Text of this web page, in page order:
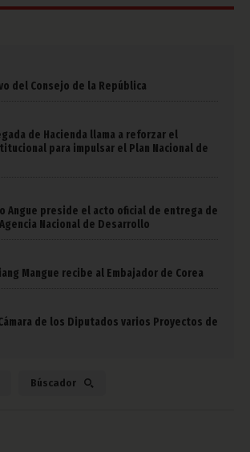
del Consejo de la República
de Hacienda llama a reforzar el
para impulsar el Plan Nacional de
Angue preside el acto oficial de entrega de
Nacional de Desarrollo
Mangue recibe al Embajador de Corea
de los Diputados varios Proyectos de
Búscador